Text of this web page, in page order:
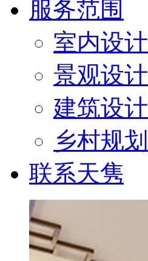
服务范围
室内设计
景观设计
建筑设计
乡村规划
联系天隽